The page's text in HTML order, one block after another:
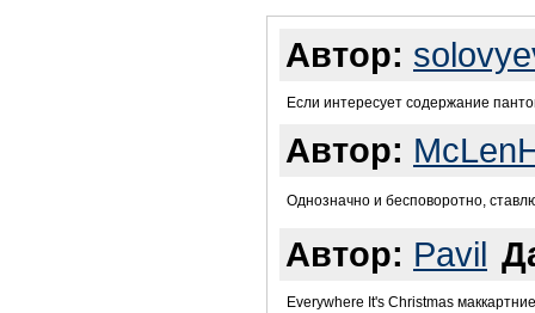
Автор:
Если интересует содержание
Автор:
Однозначно и бесповоротно,
Автор: Pavil
Everywhere It's Christmas